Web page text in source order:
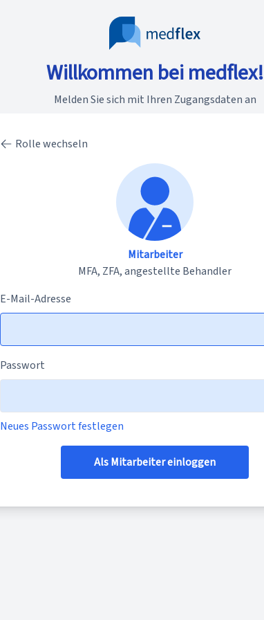
Willkommen bei medflex!
Melden Sie sich mit Ihren Zugangsdaten an
Rolle wechseln
Mitarbeiter
MFA, ZFA, angestellte Behandler
E-Mail-Adresse
Passwort
Neues Passwort festlegen
Als Mitarbeiter einloggen